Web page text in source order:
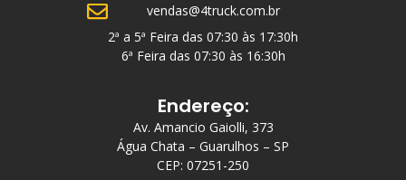
vendas@4truck.com.br
2ª a 5ª Feira das 07:30 às 17:30h
6ª Feira das 07:30 às 16:30h
Endereço:
Av. Amancio Gaiolli, 373
Água Chata – Guarulhos – SP
CEP: 07251-250